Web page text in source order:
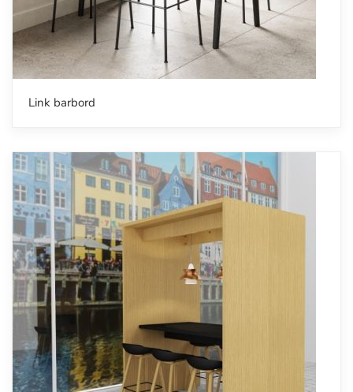
Link barbord